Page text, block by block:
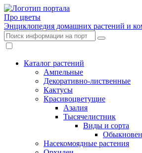
Про цветы
Энциклопедия домашних растений и
Каталог растений
Ампельные
Декоративно-лиственные
Кактусы
Красивоцветущие
Азалия
Тысячелистник
Виды и сорта
Насекомоядные растения